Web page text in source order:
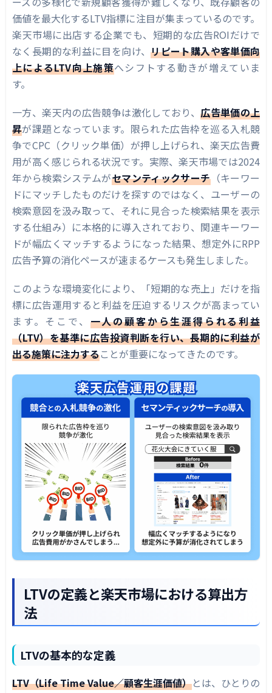
RPP広告の基本と楽天RMSでの広告運用デー
タ取得
楽天RPP広告とは
LTV × RPPの運用手順（許容CPA・入札判断な
どの設計）
許容CPAの設計
入札単価（CPC）の上限設定
実際の運用とモニタリング
長期的な投資判断
成功パターンの事例とその改善インサイト
リピート率の高い商品への集中投資
データに基づくメリハリのある予算配分
クロスセル・アップセルの活用
注意点とつまずきポイント（短期回収思考・デ
ータ誤読など）
短期回収思考の罠
データの読み違い（誤読）への注意
LTV算出時のデータ処理ミス
短期施策とのバランス
LTV分析の効率化ツール（楽天RMSで使えるも
の、リピトラなど）
楽天RMS標準機能
外部ツールの活用
リピトラ（RepeaTracker）の特徴
まとめ（利益視点の広告評価への転換）
投資視点での広告運用
今日から始められる実践ステップ
に限界を感じていませんか？
価値を最大化するLTV指標に注目が集まっているのです。
楽天市場に出店する企業でも、短期的な広告ROIだけで
なく長期的な利益に目を向け、リピート購入や客単価向
上によるLTV向上施策へシフトする動きが増えていま
す。
一方、楽天内の広告競争は激化しており、広告単価の上
昇が課題となっています。限られた広告枠を巡る入札競
争でCPC（クリック単価）が押し上げられ、楽天広告費
用が高く感じられる状況です。実際、楽天市場では2024
年から検索システムがセマンティックサーチ（キーワー
ドにマッチしたものだけを探すのではなく、ユーザーの
検索意図を汲み取って、それに見合った検索結果を表示
する仕組み）に本格的に導入されており、関連キーワー
ドが幅広くマッチするようになった結果、想定外にRPP
広告予算の消化ペースが速まるケースも発生しました。
このような環境変化により、「短期的な売上」だけを指
標に広告運用すると利益を圧迫するリスクが高まってい
ます。そこで、 一人の顧客から生涯得られる利益
（LTV）を基準に広告投資判断を行い、長期的に利益が
出る施策に注力することが重要になってきたのです。
LTVの定義と楽天市場における算出方
法
LTVの基本的な定義
LTV（Life Time Value／顧客生涯価値）とは、ひとりの